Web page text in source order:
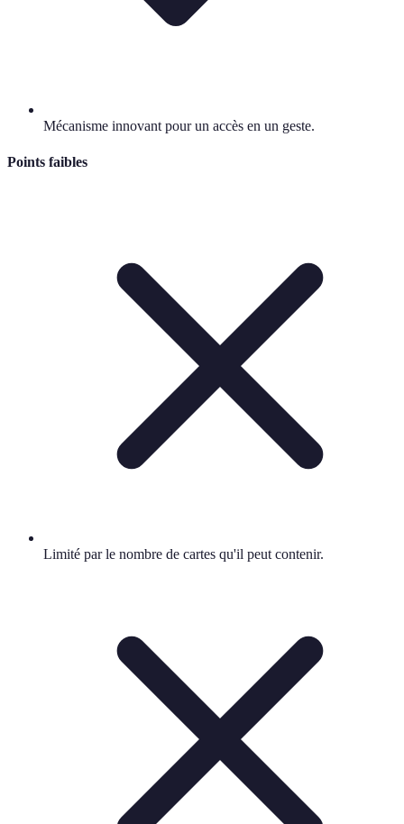
Mécanisme innovant pour un accès en un geste.
Points faibles
Limité par le nombre de cartes qu'il peut contenir.